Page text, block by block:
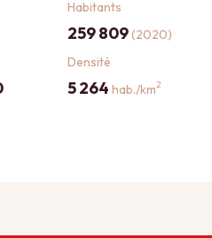
Habitants
259 809(2020)
Densité
5 264 hab./km2